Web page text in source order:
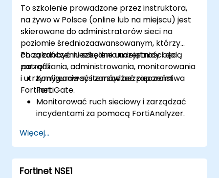
dzienniki i generować raporty na
potrzeby audytu i zgodności.
To szkolenie prowadzone przez instruktora,
na żywo w Polsce (online lub na miejscu) jest
skierowane do administratorów sieci na
poziomie średniozaawansowanym, którzy
chcą zdobyć niezbędne umiejętności do
zarządzania, administrowania, monitorowania
i utrzymywania systemów bezpieczeństwa
Fortinet.
Po zakończeniu szkolenia uczestnicy będą
potrafili:
Konfigurować i zarządzać zaporami
FortiGate.
Monitorować ruch sieciowy i zarządzać
incydentami za pomocą FortiAnalyzer.
politykami poprzez FortiManager.
Stosować strategie prewencyjnej
konserwacji i rozwiązywać problemy
sieciowe.
Więcej...
Fortinet NSE1